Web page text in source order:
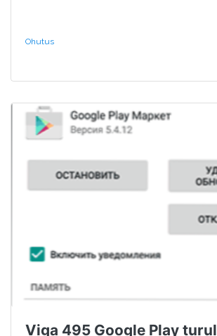
Ohutus
Viga 495 Google Play turul